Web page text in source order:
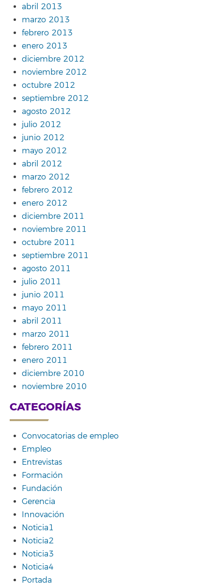
abril 2013
marzo 2013
febrero 2013
enero 2013
diciembre 2012
noviembre 2012
octubre 2012
septiembre 2012
agosto 2012
julio 2012
junio 2012
mayo 2012
abril 2012
marzo 2012
febrero 2012
enero 2012
diciembre 2011
noviembre 2011
octubre 2011
septiembre 2011
agosto 2011
julio 2011
junio 2011
mayo 2011
abril 2011
marzo 2011
febrero 2011
enero 2011
diciembre 2010
noviembre 2010
CATEGORÍAS
Convocatorias de empleo
Empleo
Entrevistas
Formación
Fundación
Gerencia
Innovación
Noticia1
Noticia2
Noticia3
Noticia4
Portada